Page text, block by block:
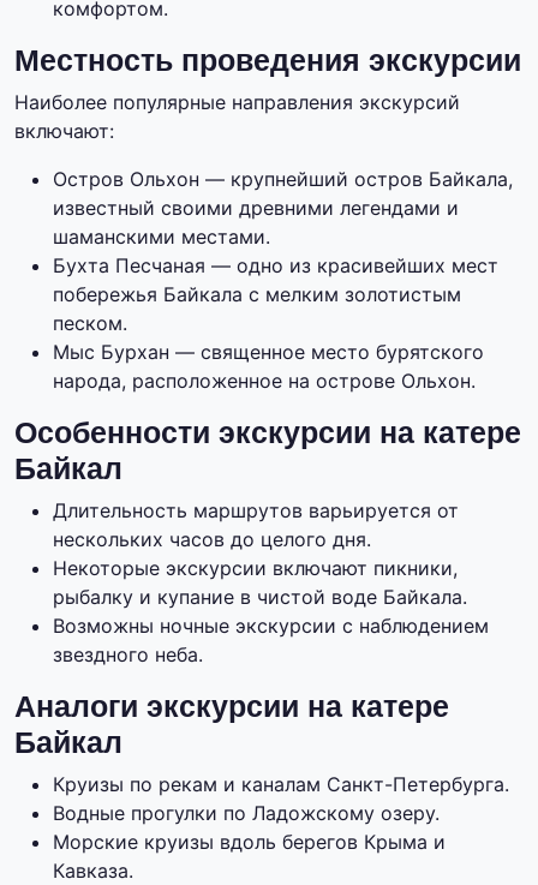
комфортом.
Местность проведения экскурсии
Наиболее популярные направления экскурсий
включают:
Остров Ольхон — крупнейший остров Байкала,
известный своими древними легендами и
шаманскими местами.
Бухта Песчаная — одно из красивейших мест
побережья Байкала с мелким золотистым
песком.
Мыс Бурхан — священное место бурятского
народа, расположенное на острове Ольхон.
Особенности экскурсии на катере
Байкал
Длительность маршрутов варьируется от
нескольких часов до целого дня.
Некоторые экскурсии включают пикники,
рыбалку и купание в чистой воде Байкала.
Возможны ночные экскурсии с наблюдением
звездного неба.
Аналоги экскурсии на катере
Байкал
Круизы по рекам и каналам Санкт-Петербурга.
Водные прогулки по Ладожскому озеру.
Морские круизы вдоль берегов Крыма и
Кавказа.